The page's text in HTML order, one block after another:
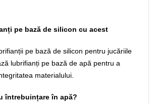
pe bază de silicon cu acest
pe bază de silicon pentru jucăriile
lubrifianți pe bază de apă pentru a
materialului.
întrebuințare în apă?